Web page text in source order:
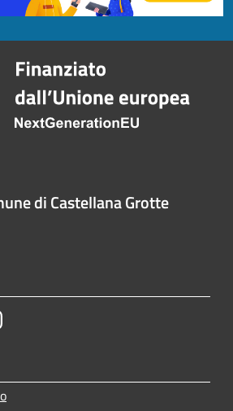
di Castellana Grotte
Instagram